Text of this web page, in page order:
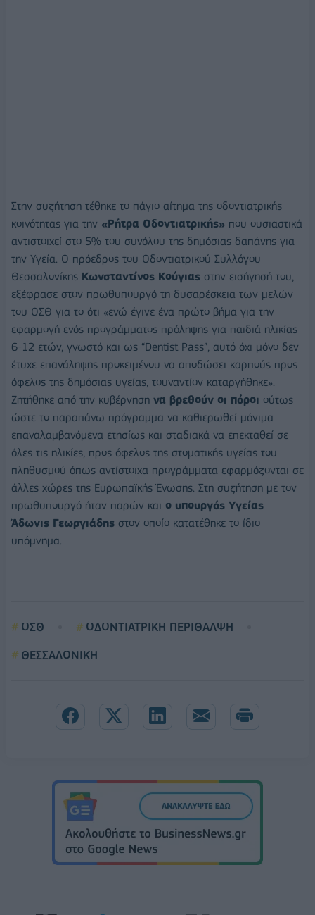
Στην συζήτηση τέθηκε το πάγιο αίτημα της οδοντιατρικής
κοινότητας για την «Ρήτρα Οδοντιατρικής» που ουσιαστικά
αντιστοιχεί στο 5% του συνόλου της δημόσιας δαπάνης για
την Υγεία. Ο πρόεδρος του Οδοντιατρικού Συλλόγου
Θεσσαλονίκης Κωνσταντίνος Κούγιας στην εισήγησή του,
εξέφρασε στον πρωθυπουργό τη δυσαρέσκεια των μελών
του ΟΣΘ για το ότι «ενώ έγινε ένα πρώτο βήμα για την
εφαρμογή ενός προγράμματος πρόληψης για παιδιά ηλικίας
6-12 ετών, γνωστό και ως “Dentist Pass”, αυτό όχι μόνο δεν
έτυχε επανάληψης προκειμένου να αποδώσει καρπούς προς
όφελος της δημόσιας υγείας, τουναντίον καταργήθηκε».
Ζητήθηκε από την κυβέρνηση να βρεθούν οι πόροι ούτως
ώστε το παραπάνω πρόγραμμα να καθιερωθεί μόνιμα
επαναλαμβανόμενα ετησίως και σταδιακά να επεκταθεί σε
όλες τις ηλικίες, προς όφελος της στοματικής υγείας του
πληθυσμού όπως αντίστοιχα προγράμματα εφαρμόζονται σε
άλλες χώρες της Ευρωπαϊκής Ένωσης. Στη συζήτηση με τον
πρωθυπουργό ήταν παρών και ο υπουργός Υγείας
Άδωνις Γεωργιάδης στον οποίο κατατέθηκε το ίδιο
υπόμνημα.
ΟΣΘ
ΟΔΟΝΤΙΑΤΡΙΚΗ ΠΕΡΙΘΑΛΨΗ
ΘΕΣΣΑΛΟΝΙΚΗ